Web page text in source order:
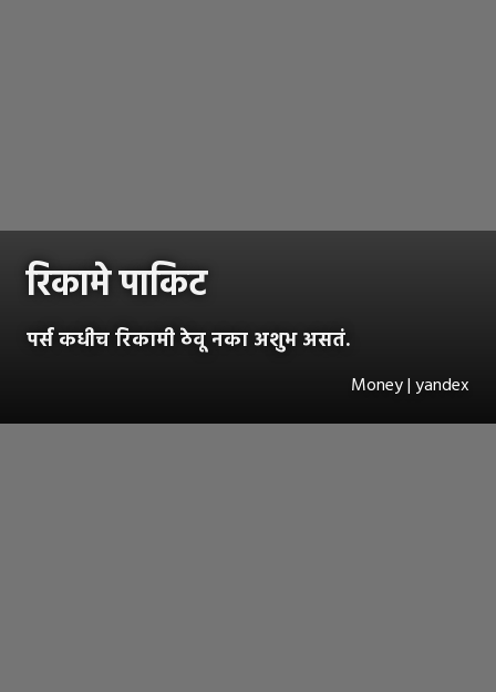
रिकामे पाकिट
पर्स कधीच रिकामी ठेवू नका अशुभ असतं.
Money | yandex